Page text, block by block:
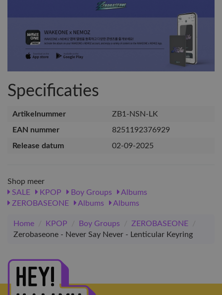
Specificaties
Artikelnummer
ZB1-NSN-LK
EAN nummer
8251192376929
Release datum
02-09-2025
Shop meer
SALE
KPOP Boy Groups
Albums
ZEROBASEONE
Albums Albums
Home / KPOP / Boy Groups / ZEROBASEONE
/
Zerobaseone - Never Say Never - Lenticular Keyring